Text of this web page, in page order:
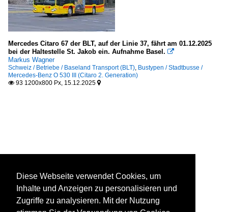
Mercedes Citaro 67 der BLT, auf der Linie 37, fährt am 01.12.2025
bei der Haltestelle St. Jakob ein. Aufnahme Basel. 
Markus Wagner
Schweiz / Betriebe / Baseland Transport (BLT), Bustypen / Stadtbusse /
Mercedes-Benz O 530 III (Citaro 2. Generation)
 93 1200x800 Px, 15.12.2025 
Diese Webseite verwendet Cookies, um
Inhalte und Anzeigen zu personalisieren und
Zugriffe zu analysieren. Mit der Nutzung